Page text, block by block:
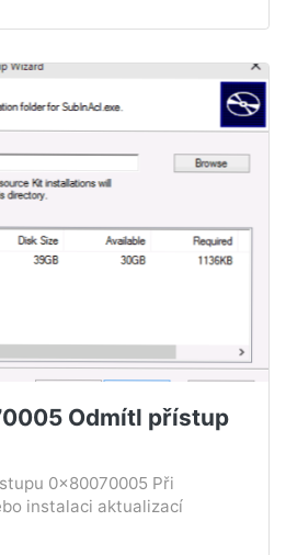
Odmítl přístup
0x80070005 Při
instalaci aktualizací